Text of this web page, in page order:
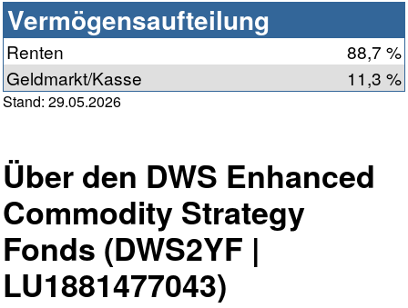
Vermögensaufteilung
Renten
88,7 %
Geldmarkt/Kasse
11,3 %
Stand: 29.05.2026
Über den DWS Enhanced
Commodity Strategy
Fonds (DWS2YF |
LU1881477043)